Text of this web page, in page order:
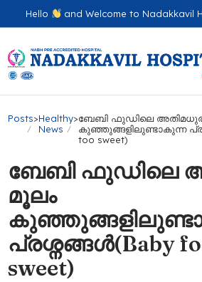
Hello and Welcome to Nadakkavil
Posts>Healthy
News
>ബേബി ഫുഡിലെ
കുഞ്ഞുങ്ങളിലുണ്ടാകുന്ന
too sweet)
ബേബി ഫുഡിലെ
മൂലം
പ്രശ്നങ്ങൾ(Baby
sweet)